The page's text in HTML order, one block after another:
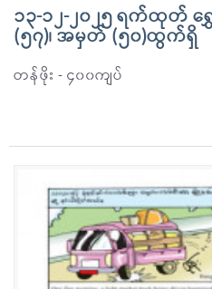
၁၃-၁၂-၂၀၂၅ ရက်ထုတ်
(၅၇)၊ အမှတ် (၅၀)ထွက်ရှိ
တန်ဖိုး - ၄၀၀ကျပ်